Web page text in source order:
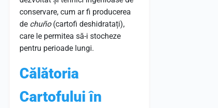
conservare, cum ar fi producerea
de chuño(cartofi deshidratați),
care le permitea să-i stocheze
pentru perioade lungi.
Călătoria
Cartofului în